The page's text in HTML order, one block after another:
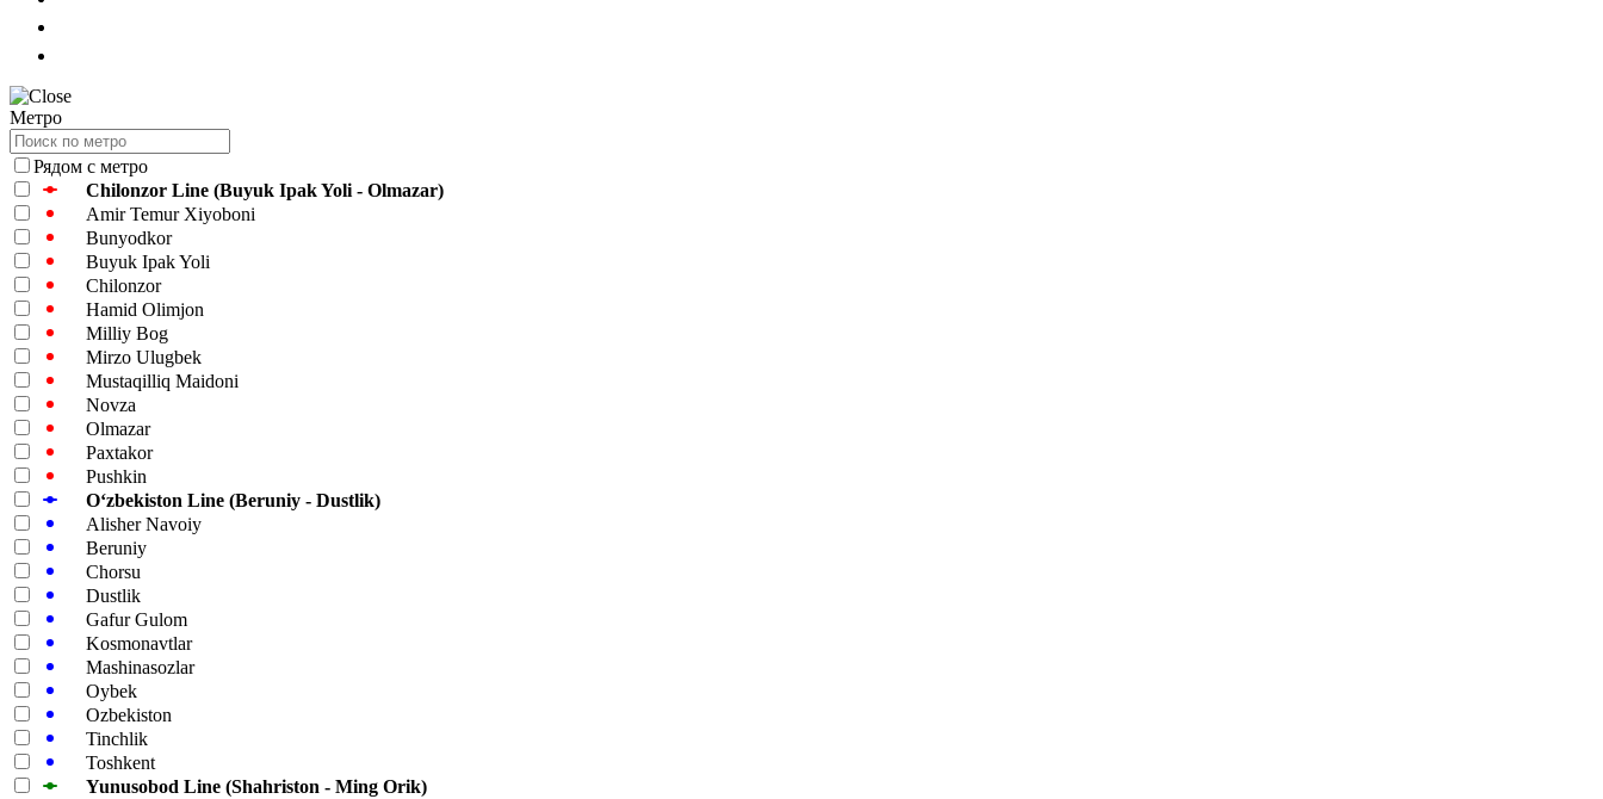
Метро
Рядом с метро
Chilonzor Line (Buyuk Ipak Yoli - Olmazar)
Amir Temur Xiyoboni
Bunyodkor
Buyuk Ipak Yoli
Chilonzor
Hamid Olimjon
Milliy Bog
Mirzo Ulugbek
Mustaqilliq Maidoni
Novza
Olmazar
Paxtakor
Pushkin
Oʻzbekiston Line (Beruniy - Dustlik)
Alisher Navoiy
Beruniy
Chorsu
Dustlik
Gafur Gulom
Kosmonavtlar
Mashinasozlar
Oybek
Ozbekiston
Tinchlik
Toshkent
Yunusobod Line (Shahriston - Ming Orik)